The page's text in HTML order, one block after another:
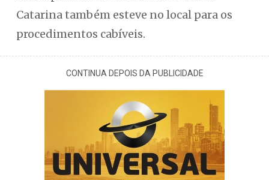
Catarina também esteve no local para os
procedimentos cabíveis.
CONTINUA DEPOIS DA PUBLICIDADE